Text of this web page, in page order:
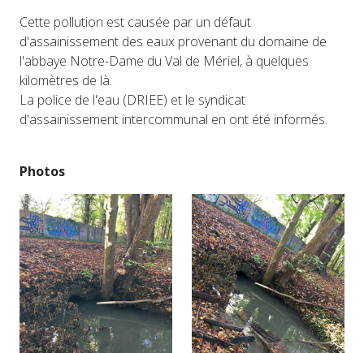
Cette pollution est causée par un défaut
d'assainissement des eaux provenant du domaine de
l'abbaye Notre-Dame du Val de Mériel, à quelques
kilomètres de là.
La police de l'eau (DRIEE) et le syndicat
d'assainissement intercommunal en ont été informés.
Photos